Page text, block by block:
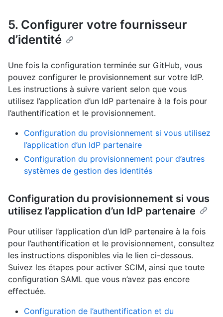
5. Configurer votre fournisseur
d’identité
Une fois la configuration terminée sur GitHub, vous
pouvez configurer le provisionnement sur votre IdP.
Les instructions à suivre varient selon que vous
utilisez l’application d’un IdP partenaire à la fois pour
l’authentification et le provisionnement.
Configuration du provisionnement si vous utilisez
l’application d’un IdP partenaire
Configuration du provisionnement pour d’autres
systèmes de gestion des identités
Configuration du provisionnement si vous
utilisez l’application d’un IdP partenaire
Pour utiliser l’application d’un IdP partenaire à la fois
pour l’authentification et le provisionnement, consultez
les instructions disponibles via le lien ci-dessous.
Suivez les étapes pour activer SCIM, ainsi que toute
configuration SAML que vous n’avez pas encore
effectuée.
Configuration de l’authentification et du